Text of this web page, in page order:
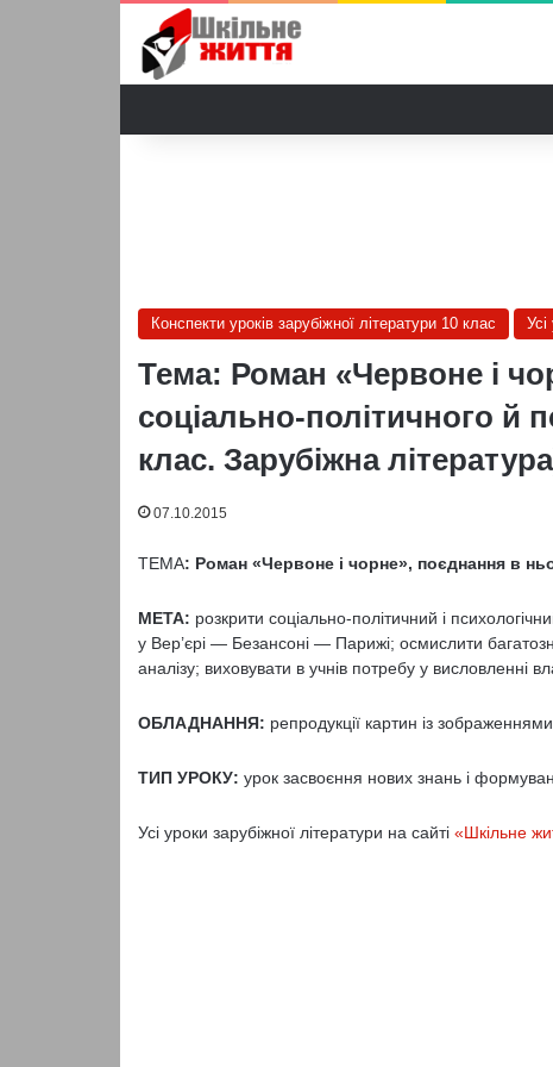
Конспекти уроків зарубіжної літератури 10 клас Усі
Тема: Роман «Червоне і
соціально-політичного й
клас. Зарубіжна
07.10.2015
ТЕМА: Роман «Червоне і чорне», поєднання в
МЕТА: розкрити соціально-політичний і
у Вер’єрі — Безансоні — Парижі; осмислити
аналізу; виховувати в учнів потребу у висловленні
ОБЛАДНАННЯ: репродукції картин із
ТИП УРОКУ: урок засвоєння нових знань і
Усі уроки зарубіжної літератури на сайті «Шкільне